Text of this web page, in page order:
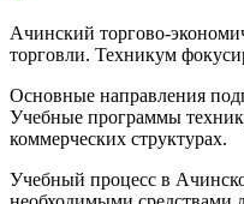
Ачинский торгово-
торговли. Техникум
Основные направления
Учебные программы
коммерческих структурах.
Учебный процесс в